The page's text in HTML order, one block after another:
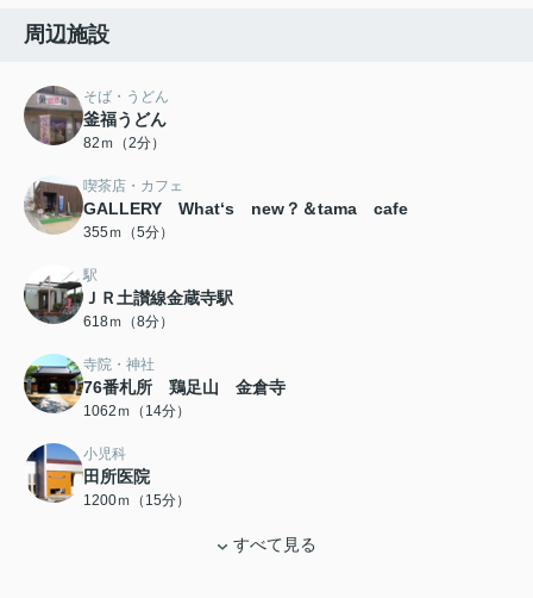
周辺施設
そば・うどん
釜福うどん
82ｍ（2分）
喫茶店・カフェ
GALLERY What‘s new？＆tama cafe
355ｍ（5分）
駅
ＪＲ土讃線金蔵寺駅
618ｍ（8分）
寺院・神社
76番札所 鶏足山 金倉寺
1062ｍ（14分）
小児科
田所医院
1200ｍ（15分）
すべて見る